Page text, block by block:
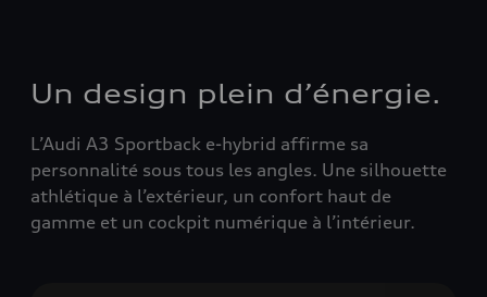
Un design plein d’énergie.
L’Audi A3 Sportback e-hybrid affirme sa
personnalité sous tous les angles. Une silhouette
athlétique à l’extérieur, un confort haut de
gamme et un cockpit numérique à l’intérieur.